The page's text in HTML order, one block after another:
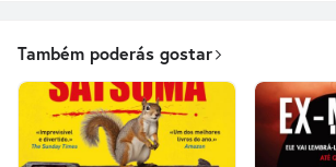
Também poderás gostar